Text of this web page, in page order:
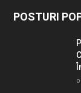
POSTURI